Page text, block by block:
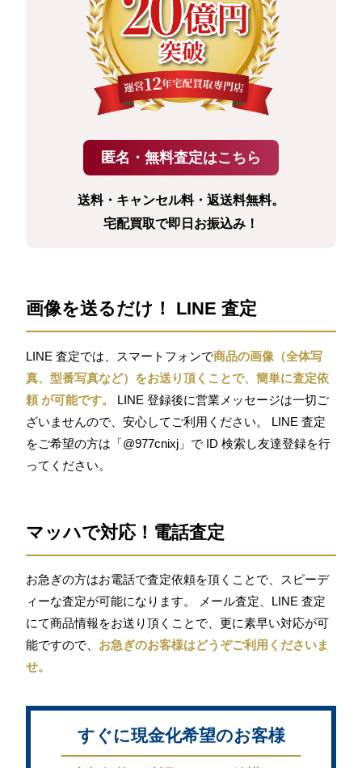
送料・キャンセル料・返送料無料。
宅配買取で即日お振込み！
画像を送るだけ！ LINE 査定
LINE 査定では、スマートフォンで商品の画像（全体写
真、型番写真など）をお送り頂くことで、簡単に査定依
頼 が可能です。
LINE 登録後に営業メッセージは一切ご
ざいませんので、安心してご利用ください。 LINE 査定
をご希望の方は「@977cnixj」で ID 検索し友達登録を行
ってください。
マッハで対応！電話査定
お急ぎの方はお電話で査定依頼を頂くことで、スピーデ
ィーな査定が可能になります。 メール査定、LINE 査定
にて商品情報をお送り頂くことで、更に素早い対応が可
能ですので、 お急ぎのお客様はどうぞご利用くださいま
せ。
すぐに現金化希望のお客様